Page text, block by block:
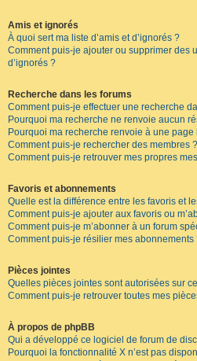
Amis et ignorés
À quoi sert ma liste d’amis et d’ignorés ?
Comment puis-je ajouter ou supprimer des
d’ignorés ?
Recherche dans les forums
Comment puis-je effectuer une recherche
Pourquoi ma recherche ne renvoie aucun
Pourquoi ma recherche renvoie à une page
Comment puis-je rechercher des membres ?
Comment puis-je retrouver mes propres
Favoris et abonnements
Quelle est la différence entre les favoris et
Comment puis-je ajouter aux favoris ou
Comment puis-je m’abonner à un forum
Comment puis-je résilier mes abonnements
Pièces jointes
Quelles pièces jointes sont autorisées sur
Comment puis-je retrouver toutes mes
À propos de phpBB
Qui a développé ce logiciel de forum de
Pourquoi la fonctionnalité X n’est pas